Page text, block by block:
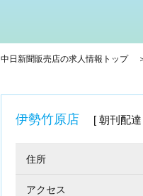
中日新聞販売店の求人情報トップ
伊勢竹原店 朝刊配達
住所
アクセス